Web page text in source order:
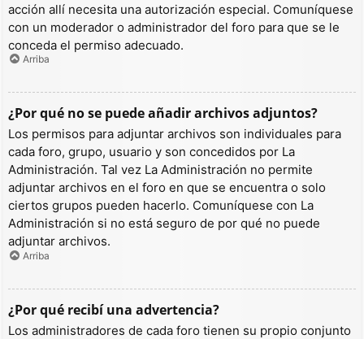
acción allí necesita una autorización especial. Comuníquese
con un moderador o administrador del foro para que se le
conceda el permiso adecuado.
Arriba
¿Por qué no se puede añadir archivos adjuntos?
Los permisos para adjuntar archivos son individuales para
cada foro, grupo, usuario y son concedidos por La
Administración. Tal vez La Administración no permite
adjuntar archivos en el foro en que se encuentra o solo
ciertos grupos pueden hacerlo. Comuníquese con La
Administración si no está seguro de por qué no puede
adjuntar archivos.
Arriba
¿Por qué recibí una advertencia?
Los administradores de cada foro tienen su propio conjunto